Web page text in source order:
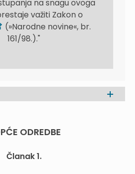
na snagu ovoga
važiti Zakon o
(»Narodne novine«, br.
161/98.)."
ODREDBE
Članak 1.